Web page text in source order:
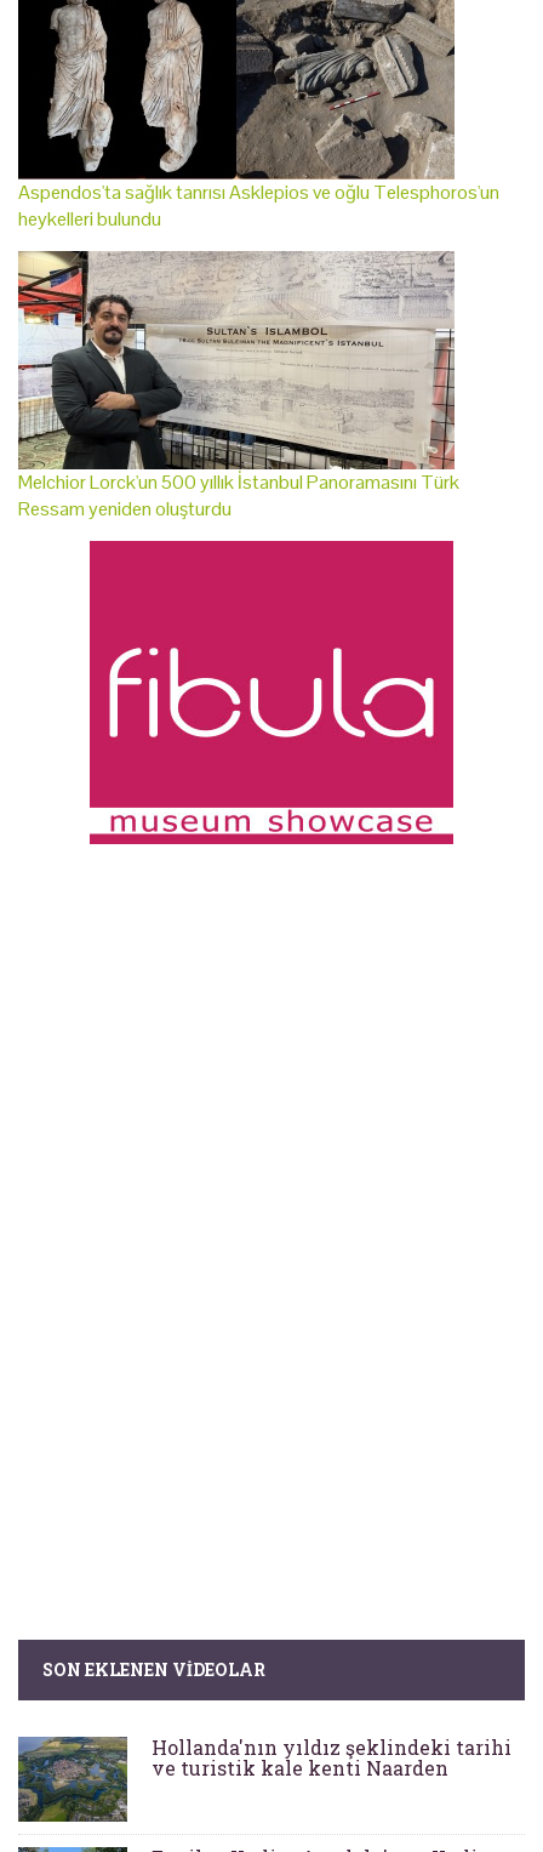
Aspendos'ta sağlık tanrısı Asklepios ve oğlu Telesphoros'un
heykelleri bulundu
Melchior Lorck'un 500 yıllık İstanbul Panoramasını Türk
Ressam yeniden oluşturdu
SON EKLENEN VIDEOLAR
Hollanda'nın yıldız şeklindeki tarihi
ve turistik kale kenti Naarden